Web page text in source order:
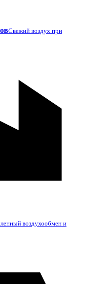
Свежий воздух при
воздухообмен и